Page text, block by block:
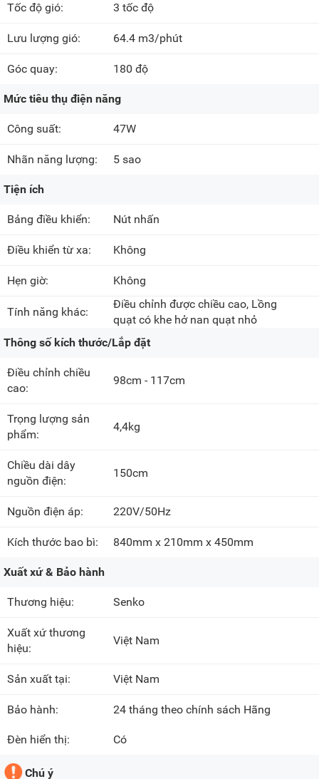
Tốc độ gió: 3 tốc độ
Lưu lượng gió: 64.4 m3/phút
Góc quay: 180 độ
Mức tiêu thụ điện năng
Công suất: 47W
Nhãn năng lượng: 5 sao
Tiện ích
Bảng điều khiển: Nút nhấn
Điều khiển từ xa: Không
Hẹn giờ: Không
Tính năng khác:
Điều chỉnh được chiều cao, Lồng
quạt có khe hở nan quạt nhỏ
Thông số kích thước/Lắp đặt
Điều chỉnh chiều
cao:
98cm - 117cm
Trọng lượng sản
phẩm:
4,4kg
Chiều dài dây
nguồn điện:
150cm
Nguồn điện áp: 220V/50Hz
Kích thước bao bì: 840mm x 210mm x 450mm
Xuất xứ & Bảo hành
Thương hiệu: Senko
Xuất xứ thương
hiệu:
Việt Nam
Sản xuất tại: Việt Nam
Bảo hành: 24 tháng theo chính sách Hãng
Đèn hiển thị: Có
Chú ý